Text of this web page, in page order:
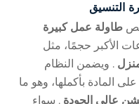
التنسيق
طاولة عمل كبيرة
الأكبر حجمًا، مثل
. ويضمن النظام
المادة بأكملها، وهو ما
عالي الجودة . سواء